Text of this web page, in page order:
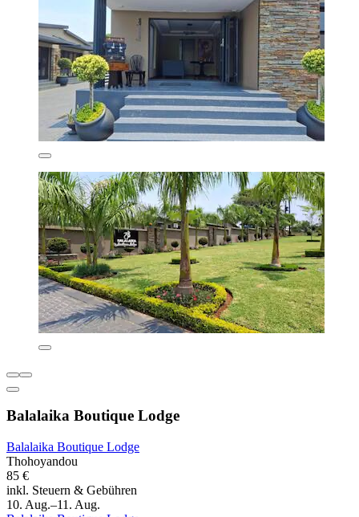
Balalaika Boutique Lodge
Balalaika Boutique Lodge
Thohoyandou
85 €
inkl. Steuern & Gebühren
10. Aug.–11. Aug.